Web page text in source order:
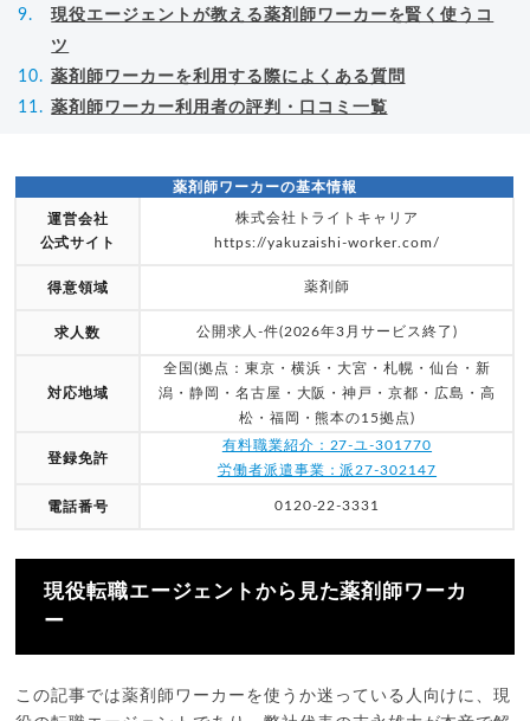
現役エージェントが教える薬剤師ワーカーを賢く使うコ
ツ
薬剤師ワーカーを利用する際によくある質問
薬剤師ワーカー利用者の評判・口コミ一覧
薬剤師ワーカーの基本情報
運営会社
公式サイト
株式会社トライトキャリア
https://yakuzaishi-worker.com/
得意領域 薬剤師
求人数 公開求人-件(2026年3月サービス終了)
対応地域
全国(拠点：東京・横浜・大宮・札幌・仙台・新
潟・静岡・名古屋・大阪・神戸・京都・広島・高
松・福岡・熊本の15拠点)
登録免許
有料職業紹介：27-ユ-301770
労働者派遣事業：派27-302147
電話番号 0120-22-3331
現役転職エージェントから見た薬剤師ワーカ
ー
この記事では薬剤師ワーカーを使うか迷っている人向けに、現